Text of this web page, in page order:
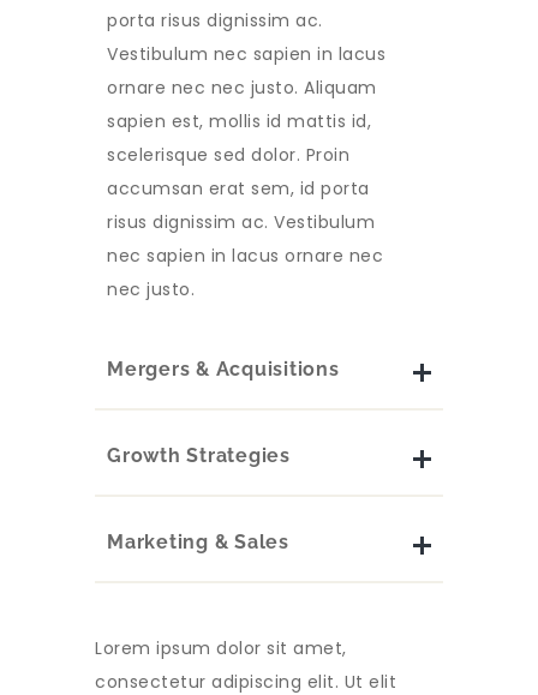
porta risus dignissim ac.
Vestibulum nec sapien in lacus
ornare nec nec justo. Aliquam
sapien est, mollis id mattis id,
scelerisque sed dolor. Proin
accumsan erat sem, id porta
risus dignissim ac. Vestibulum
nec sapien in lacus ornare nec
nec justo.
Mergers & Acquisitions
Growth Strategies
Marketing & Sales
Lorem ipsum dolor sit amet,
consectetur adipiscing elit. Ut elit